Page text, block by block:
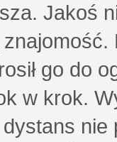
Jakoś
go do
w krok.